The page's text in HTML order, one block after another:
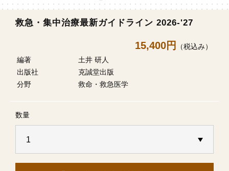
救急・集中治療最新ガイドライン 2026-'27
15,400円
（税込み）
編著
土井 研人
出版社
克誠堂出版
分野
救命・救急医学
数量